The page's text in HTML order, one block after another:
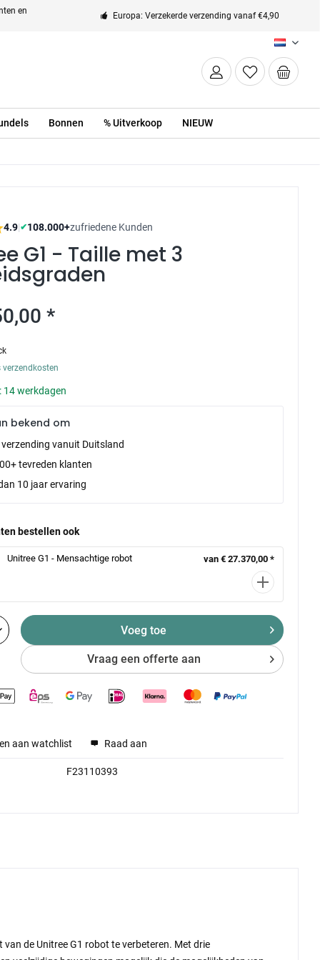
en
Europa: Verzekerde verzending vanaf €4,90
NL
Bonnen % Uitverkoop NIEUW
4.9|✔108.000+zufriedene Kunden
G1 - Taille met 3
*
verzendkosten
14 werkdagen
bekend om
verzending vanuit Duitsland
tevreden klanten
10 jaar ervaring
bestellen ook
Unitree G1 - Mensachtige robot van € 27.370,00 *
Voeg toe
Vraag een offerte aan
aan watchlist Raad aan
F23110393
de Unitree G1 robot te verbeteren. Met drie